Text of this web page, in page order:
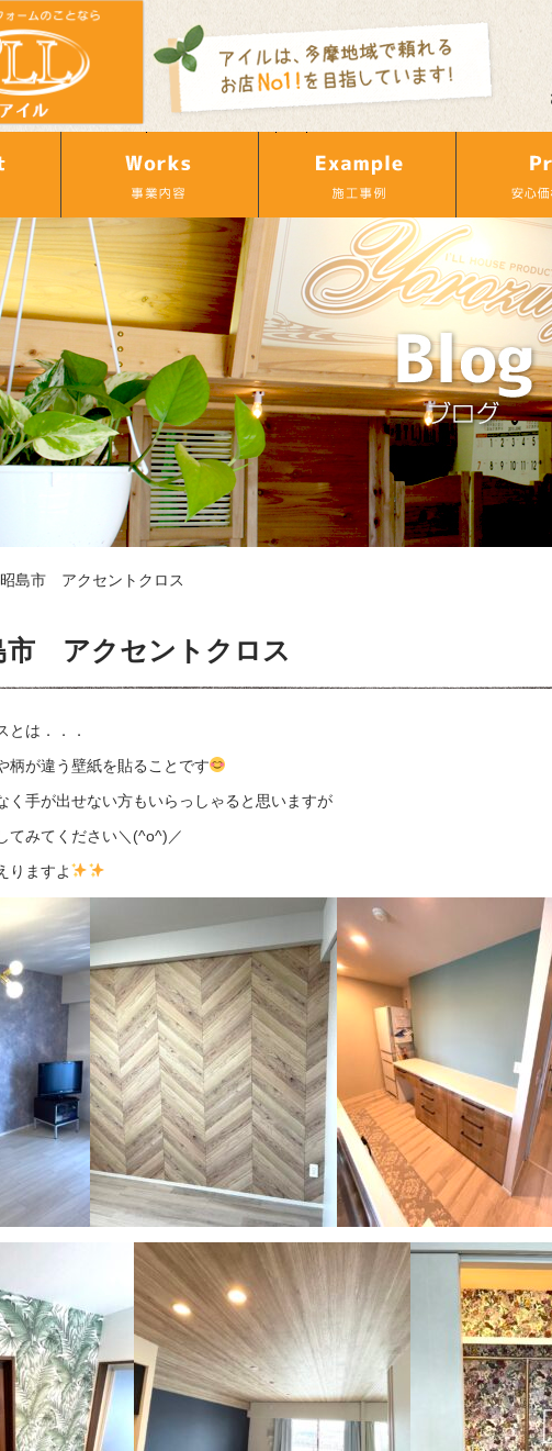
島市 アクセントクロス
市 アクセントクロス
とは．．．
柄が違う壁紙を貼ることです
く手が出せない方もいらっしゃると思いますが
てみてください＼(^o^)／
りますよ